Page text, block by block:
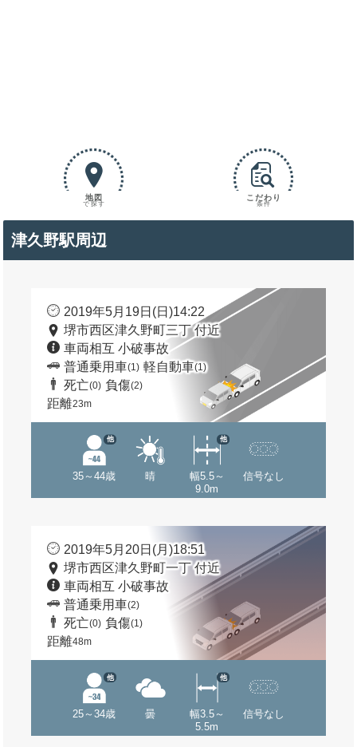
地図
で探す
こだわり
条件
津久野駅周辺
2019年5月19日(日)14:22
堺市西区津久野町三丁 付近
車両相互 小破事故
普通乗用車(1) 軽自動車(1)
死亡(0) 負傷(2)
距離23m
35～44歳
他
晴
幅5.5～
9.0m
他
信号なし
2019年5月20日(月)18:51
堺市西区津久野町一丁 付近
車両相互 小破事故
普通乗用車(2)
死亡(0) 負傷(1)
距離48m
25～34歳
他
曇
幅3.5～
5.5m
他
信号なし